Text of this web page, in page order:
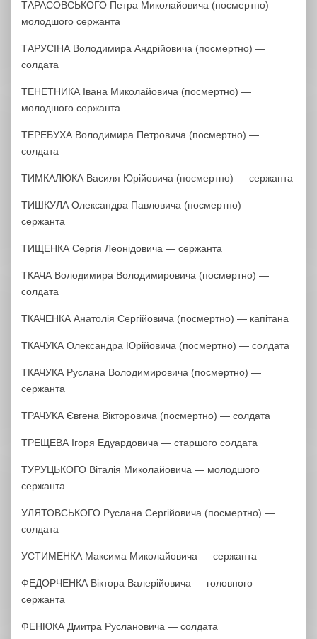
ТАРАСОВСЬКОГО Петра Миколайовича (посмертно) —
молодшого сержанта
ТАРУСІНА Володимира Андрійовича (посмертно) —
солдата
ТЕНЕТНИКА Івана Миколайовича (посмертно) —
молодшого сержанта
ТЕРЕБУХА Володимира Петровича (посмертно) —
солдата
ТИМКАЛЮКА Василя Юрійовича (посмертно) — сержанта
ТИШКУЛА Олександра Павловича (посмертно) —
сержанта
ТИЩЕНКА Сергія Леонідовича — сержанта
ТКАЧА Володимира Володимировича (посмертно) —
солдата
ТКАЧЕНКА Анатолія Сергійовича (посмертно) — капітана
ТКАЧУКА Олександра Юрійовича (посмертно) — солдата
ТКАЧУКА Руслана Володимировича (посмертно) —
сержанта
ТРАЧУКА Євгена Вікторовича (посмертно) — солдата
ТРЕЩЕВА Ігоря Едуардовича — старшого солдата
ТУРУЦЬКОГО Віталія Миколайовича — молодшого
сержанта
УЛЯТОВСЬКОГО Руслана Сергійовича (посмертно) —
солдата
УСТИМЕНКА Максима Миколайовича — сержанта
ФЕДОРЧЕНКА Віктора Валерійовича — головного
сержанта
ФЕНЮКА Дмитра Руслановича — солдата